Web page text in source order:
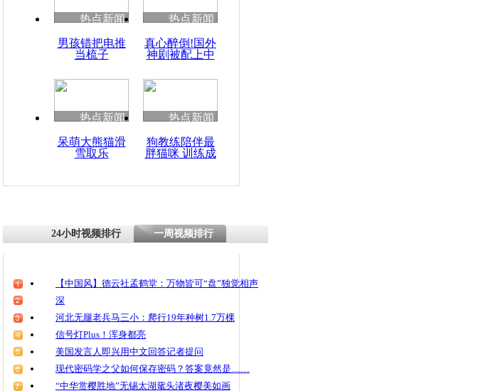
四川兴文苗乡上万人欢
度苗族花山节
清明祭英烈 哀思悼忠
重庆车模突出上位大秀
热点新闻
男孩错把电推
当梳子
热点新闻
真心醉倒!国外
神剧被配上中
热点新闻
呆萌大熊猫滑
雪取乐
热点新闻
狗教练陪伴最
胖猫咪 训练成
24小时视频排行 一周视频排行
【中国风】德云社孟鹤堂：万物皆可“盘”独觉相声
深
河北无腿老兵马三小：爬行19年种树1.7万棵
信号灯Plus！浑身都亮
美国发言人即兴用中文回答记者提问
现代密码学之父如何保存密码？答案竟然是……
“中华赏樱胜地”无锡太湖鼋头渚夜樱美如画